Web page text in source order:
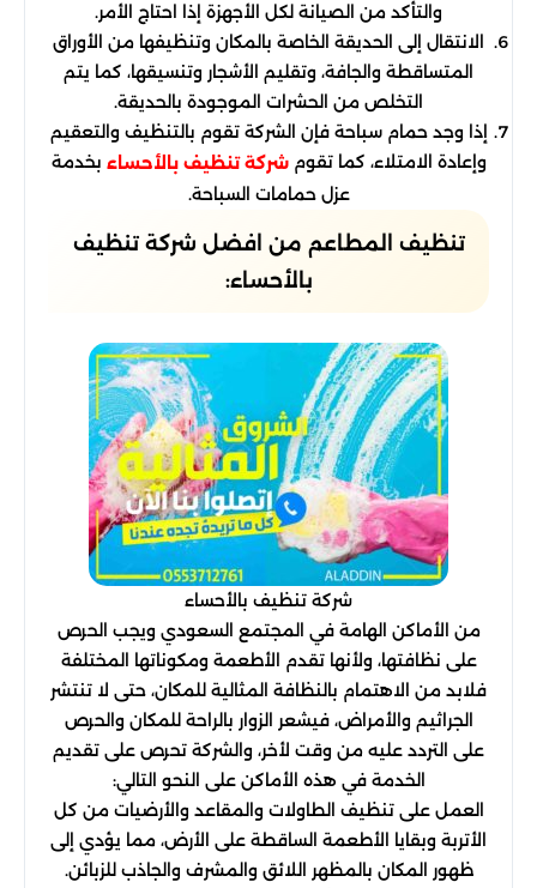
والتأكد من الصيانة لكل الأجهزة إذا احتاج الأمر.
الانتقال إلى الحديقة الخاصة بالمكان وتنظيفها من الأوراق
المتساقطة والجافة، وتقليم الأشجار وتنسيقها، كما يتم
التخلص من الحشرات الموجودة بالحديقة.
إذا وجد حمام سباحة فإن الشركة تقوم بالتنظيف والتعقيم
وإعادة الامتلاء، كما تقوم شركة تنظيف بالأحساء بخدمة
عزل حمامات السباحة.
تنظيف المطاعم من افضل شركة تنظيف
بالأحساء:
شركة تنظيف بالأحساء
من الأماكن الهامة في المجتمع السعودي ويجب الحرص
على نظافتها، ولأنها تقدم الأطعمة ومكوناتها المختلفة
فلابد من الاهتمام بالنظافة المثالية للمكان، حتى لا تنتشر
الجراثيم والأمراض، فيشعر الزوار بالراحة للمكان والحرص
على التردد عليه من وقت لأخر، والشركة تحرص على تقديم
الخدمة في هذه الأماكن على النحو التالي:
العمل على تنظيف الطاولات والمقاعد والأرضيات من كل
الأتربة وبقايا الأطعمة الساقطة على الأرض، مما يؤدي إلى
ظهور المكان بالمظهر اللائق والمشرف والجاذب للزبائن.